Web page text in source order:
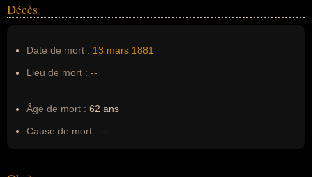
Décès
Date de mort : 13 mars 1881
Lieu de mort : --
Âge de mort : 62 ans
Cause de mort : --